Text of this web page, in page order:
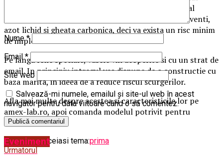
limitat, datorita dimensiunilor specifice. Sunt special
concepute pentru depozitarea de amestecuri de solventi,
azot lichid si gheata carbonica, deci va exista un risc minim
de implozie.
Pe langa foile speciale, vasele vin acoperite si cu un strat de
email. In principiu intregul vas dispune de o constructie cu
baza marita, in ideea de a reduce riscul scurgerilor.
Afla mai multe despre acestea si caracteristicile lor pe
amex-lab.ro, apoi comanda modelul potrivit pentru
laborator.
Articole pe aceiasi tema:prima
Urmatorul
Nume*
Email*
Site web
Salvează-mi numele, emailul și site-ul web în acest
navigator pentru data viitoare când o să comentez.
Eveniment